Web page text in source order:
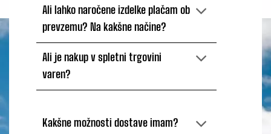
Ali lahko naročene izdelke plačam ob
prevzemu? Na kakšne načine?
Ali je nakup v spletni trgovini
varen?
Kakšne možnosti dostave imam?